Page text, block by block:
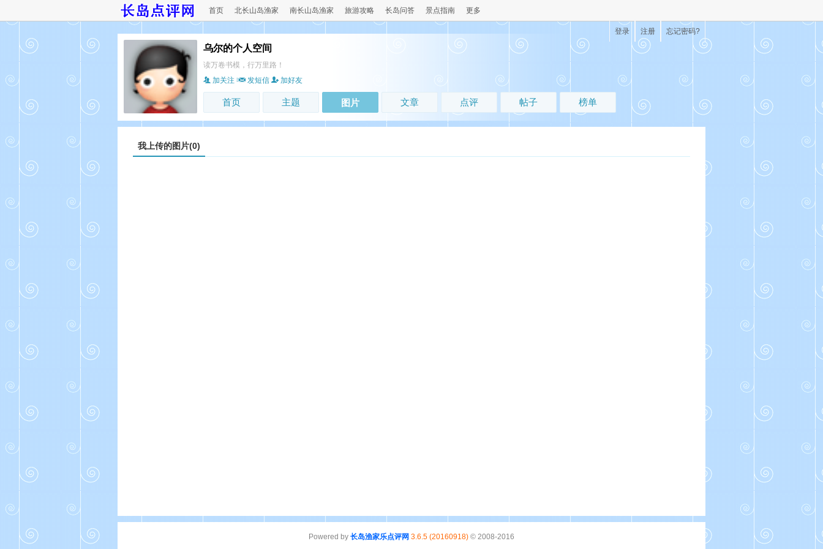
首页 北长山岛渔家 南长山岛渔家 旅游攻略 长岛问答 景点指南 更多
忘记密码?
注册
登录
乌尔的个人空间
读万卷书模，行万里路！
加关注
发短信 加好友
首页 主题 图片 文章 点评 帖子 榜单
我上传的图片(0)
Powered by 长岛渔家乐点评网 3.6.5 (20160918) © 2008-2016